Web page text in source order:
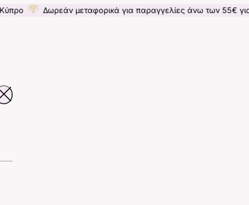
Δωρεάν μεταφορικά για παραγγελίες άνω των 55€ για Ελλάδα